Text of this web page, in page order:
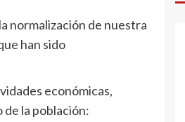
normalización de nuestra
han sido
económicas,
la población: